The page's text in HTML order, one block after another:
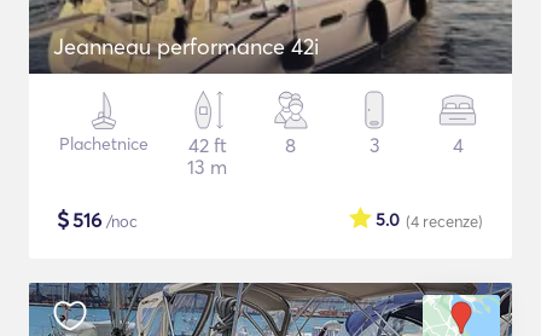
Jeanneau performance 42i
Plachetnice
42 ft
13 m
8 3 4
$516 /noc (4 recenze)
5.0